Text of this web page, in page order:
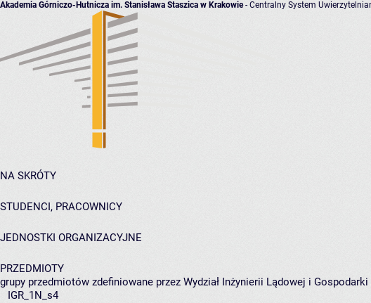
Akademia Górniczo-Hutnicza im. Stanisława Staszica w Krakowie- Centralny System
NA SKRÓTY
STUDENCI, PRACOWNICY
JEDNOSTKI ORGANIZACYJNE
PRZEDMIOTY
grupy przedmiotów zdefiniowane przez Wydział Inżynierii Lądowej i
IGR_1N_s4